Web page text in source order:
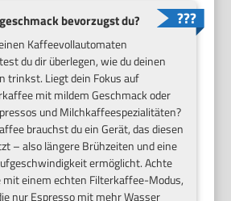
bevorzugst du?
Kaffeevollautomaten
du dir überlegen, wie du deinen
trinkst. Liegt dein Fokus auf
mit mildem Geschmack oder
und Milchkaffeespezialitäten?
brauchst du ein Gerät, das diesen
– also längere Brühzeiten und eine
ermöglicht. Achte
mit einem echten Filterkaffee-Modus,
nur Espresso mit mehr Wasser